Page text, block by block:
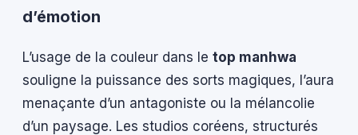
d’émotion
L’usage de la couleur dans le top manhwa
souligne la puissance des sorts magiques, l’aura
menaçante d’un antagoniste ou la mélancolie
d’un paysage. Les studios coréens, structurés